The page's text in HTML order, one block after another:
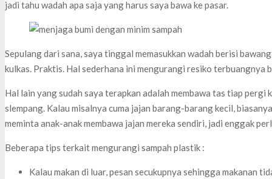
jadi tahu wadah apa saja yang harus saya bawa ke pasar.
Sepulang dari sana, saya tinggal memasukkan wadah berisi
kulkas. Praktis. Hal sederhana ini mengurangi resiko terbuangnya
Hal lain yang sudah saya terapkan adalah membawa tas tiap
slempang. Kalau misalnya cuma jajan barang-barang kecil,
meminta anak-anak membawa jajan mereka sendiri, jadi enggak
Beberapa tips terkait mengurangi sampah plastik :
Kalau makan di luar, pesan secukupnya sehingga makanan